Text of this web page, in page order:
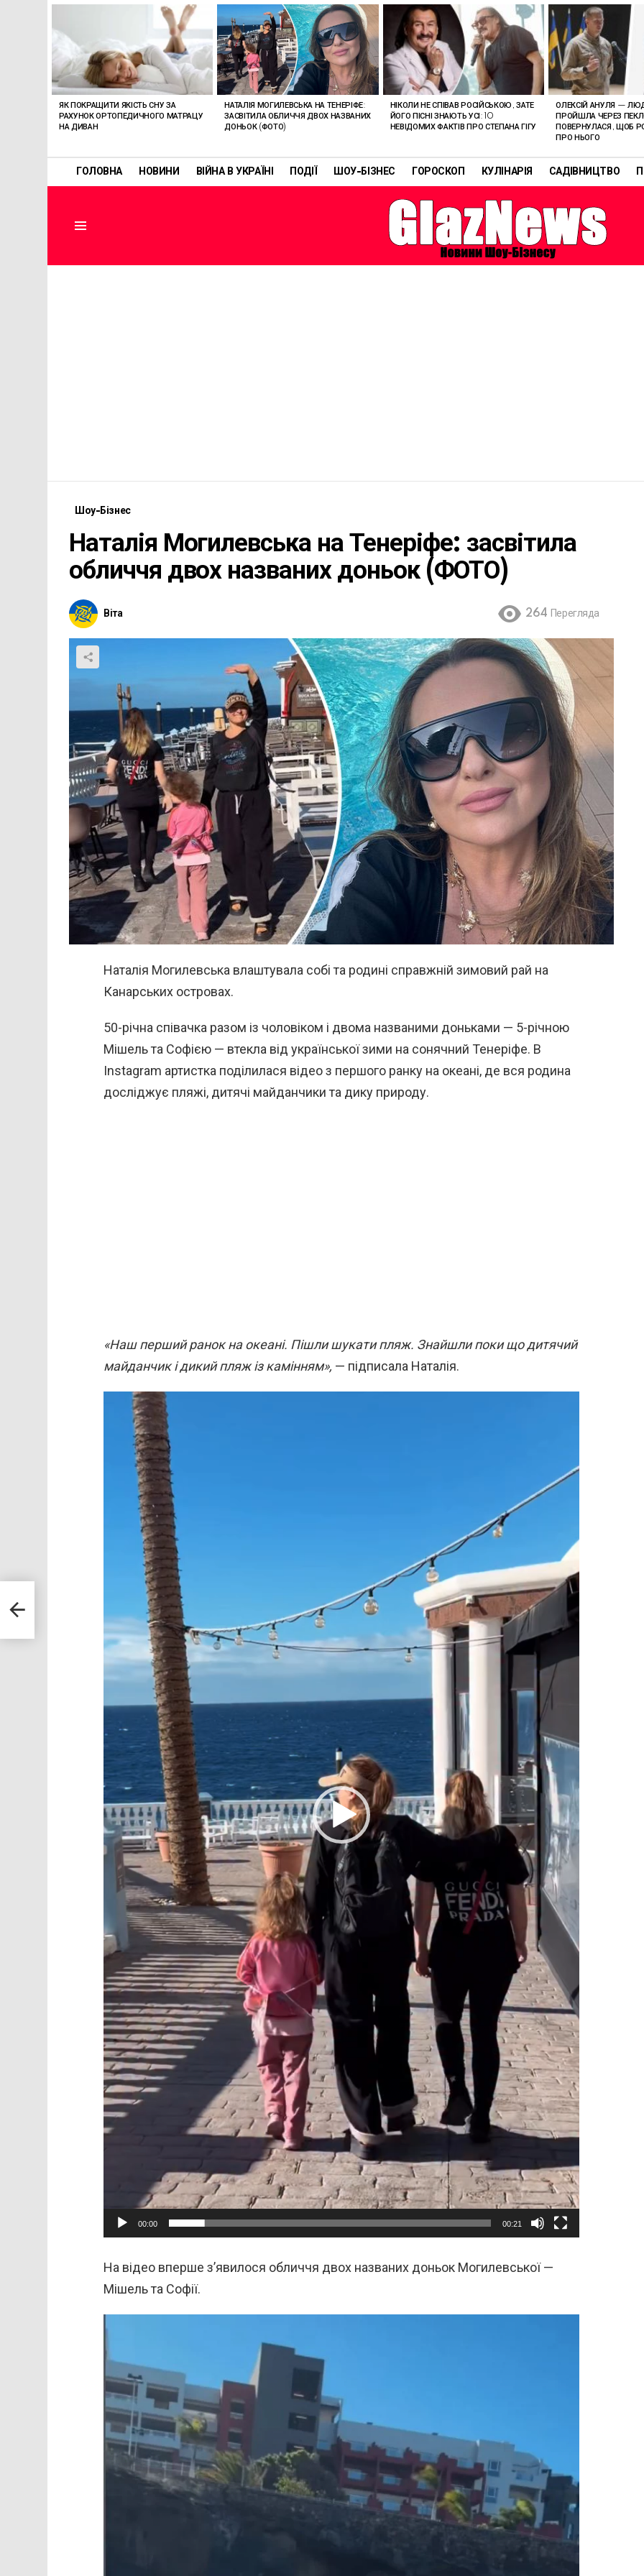
ГОЛОВНА НОВИНИ ВІЙНА В УКРАЇНІ ПОДІЇ ШОУ-БІЗНЕС ГОРОСКОП КУЛІНАРІЯ САДІВНИЦТВО
ЯК ПОКРАЩИТИ ЯКІСТЬ СНУ ЗА
РАХУНОК ОРТОПЕДИЧНОГО МАТРАЦУ
НА ДИВАН
НАТАЛІЯ МОГИЛЕВСЬКА НА ТЕНЕРІФЕ:
ЗАСВІТИЛА ОБЛИЧЧЯ ДВОХ НАЗВАНИХ
ДОНЬОК (ФОТО)
НІКОЛИ НЕ СПІВАВ РОСІЙСЬКОЮ, ЗАТЕ
ЙОГО ПІСНІ ЗНАЮТЬ УСІ: 10
НЕВІДОМИХ ФАКТІВ ПРО СТЕПАНА ГІГУ
ОЛЕКСІЙ АНУЛЯ —
ПРОЙШЛА ЧЕРЕЗ
ПОВЕРНУЛАСЯ, ЩОБ
ПРО НЬОГО
Шоу-Бізнес
Наталія Могилевська на Тенеріфе: засвітила
обличчя двох названих доньок (ФОТО)
Віта 264 Перегляда
Наталія Могилевська влаштувала собі та родині справжній зимовий рай на
Канарських островах.
50-річна співачка разом із чоловіком і двома названими доньками — 5-річною
Мішель та Софією — втекла від української зими на сонячний Тенеріфе. В
Instagram артистка поділилася відео з першого ранку на океані, де вся родина
досліджує пляжі, дитячі майданчики та дику природу.
«Наш перший ранок на океані. Пішли шукати пляж. Знайшли поки що дитячий
майданчик і дикий пляж із камінням», — підписала Наталія.
00:00 00:21
На відео вперше з’явилося обличчя двох названих доньок Могилевської —
Мішель та Софії.